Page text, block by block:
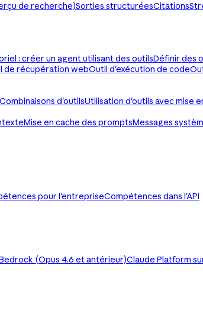
de recherche)Sorties structuréesCitations
: créer un agent utilisant des outilsDéfinir des
de récupération webOutil d'exécution de code
Combinaisons d'outilsUtilisation d'outils avec mise
Mise en cache des promptsMessages
pour l'entrepriseCompétences dans l'API
(Opus 4.6 et antérieur)Claude Platform